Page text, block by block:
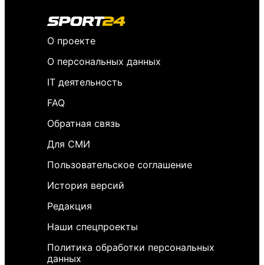
О проекте
О персональных данных
IT деятельность
FAQ
Обратная связь
Для СМИ
Пользовательское соглашение
История версий
Редакция
Наши спецпроекты
Политика обработки персональных
данных